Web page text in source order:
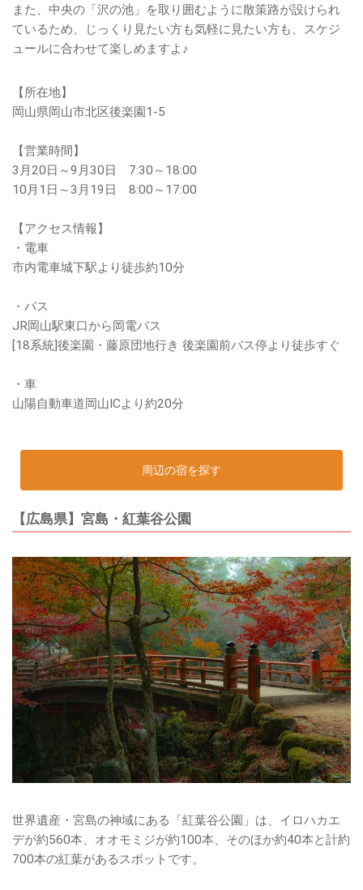
また、中央の「沢の池」を取り囲むように散策路が設けられ
ているため、じっくり見たい方も気軽に見たい方も、スケジ
ュールに合わせて楽しめますよ♪
【所在地】
岡山県岡山市北区後楽園1-5
【営業時間】
3月20日～9月30日 7:30～18:00
10月1日～3月19日 8:00～17:00
【アクセス情報】
・電車
市内電車城下駅より徒歩約10分
・バス
JR岡山駅東口から岡電バス
[18系統]後楽園・藤原団地行き 後楽園前バス停より徒歩すぐ
・車
山陽自動車道岡山ICより約20分
周辺の宿を探す
【広島県】宮島・紅葉谷公園
世界遺産・宮島の神域にある「紅葉谷公園」は、イロハカエ
デが約560本、オオモミジが約100本、そのほか約40本と計約
700本の紅葉があるスポットです。